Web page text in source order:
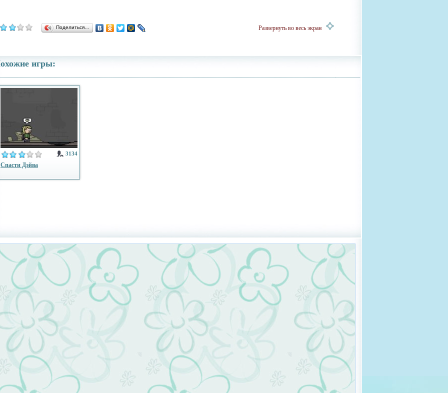
Поделиться… Развернуть во весь экран
игры:
3134
Спасти Дэйва